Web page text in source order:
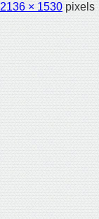
2136 × 1530 pixels